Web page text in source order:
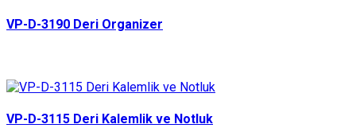
VP-D-3190 Deri Organizer
VP-D-3115 Deri Kalemlik ve Notluk